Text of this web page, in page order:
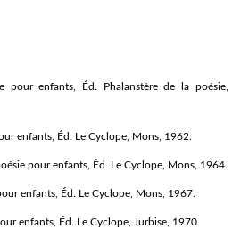
pour enfants, Éd. Phalanstère de la poésie,
enfants, Éd. Le Cyclope, Mons, 1962.
pour enfants, Éd. Le Cyclope, Mons, 1964.
enfants, Éd. Le Cyclope, Mons, 1967.
enfants, Éd. Le Cyclope, Jurbise, 1970.